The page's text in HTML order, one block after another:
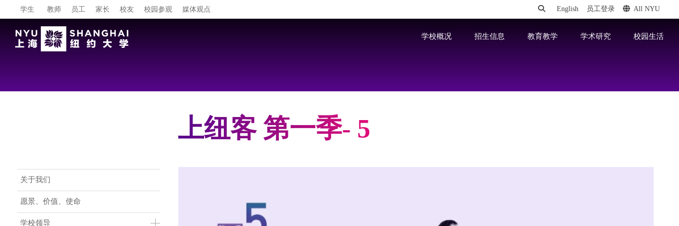
学生 教师 员工 家长 校友 校园参观 媒体观点 English 员工登录 All NYU
学校概况 招生信息 教育教学 学术研究 校园生活
Main Menu CN
关于我们
愿景、价值、使命
学校领导
上纽客 第一季- 5